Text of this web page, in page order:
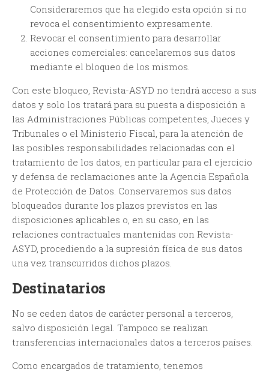
Consideraremos que ha elegido esta opción si no
revoca el consentimiento expresamente.
Revocar el consentimiento para desarrollar
acciones comerciales: cancelaremos sus datos
mediante el bloqueo de los mismos.
Con este bloqueo, Revista-ASYD no tendrá acceso a sus
datos y solo los tratará para su puesta a disposición a
las Administraciones Públicas competentes, Jueces y
Tribunales o el Ministerio Fiscal, para la atención de
las posibles responsabilidades relacionadas con el
tratamiento de los datos, en particular para el ejercicio
y defensa de reclamaciones ante la Agencia Española
de Protección de Datos. Conservaremos sus datos
bloqueados durante los plazos previstos en las
disposiciones aplicables o, en su caso, en las
relaciones contractuales mantenidas con Revista-
ASYD, procediendo a la supresión física de sus datos
una vez transcurridos dichos plazos.
Destinatarios
No se ceden datos de carácter personal a terceros,
salvo disposición legal. Tampoco se realizan
transferencias internacionales datos a terceros países.
Como encargados de tratamiento, tenemos